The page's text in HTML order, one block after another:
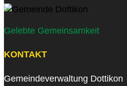
Gelebte Gemeinsamkeit
KONTAKT
Gemeindeverwaltung Dottikon